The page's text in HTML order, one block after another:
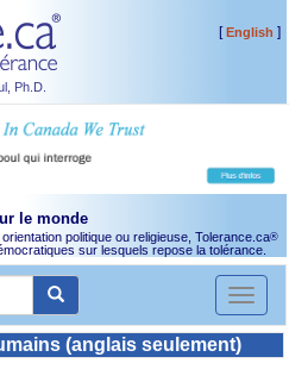
Ph.D.
[English ]
le monde
politique ou religieuse, Tolerance.ca®
sur lesquels repose la tolérance.
Toggle
(anglais seulement)